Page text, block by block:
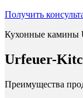
Получить
Кухонные камины
Urfeuer-
Преимущества